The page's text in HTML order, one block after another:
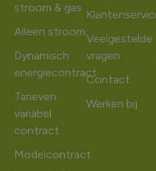
stroom & gas
Alleen stroom
Dynamisch
energiecontract
Tarieven
variabel
contract
Modelcontract
Veelgestelde
vragen
Contact
Werken bij